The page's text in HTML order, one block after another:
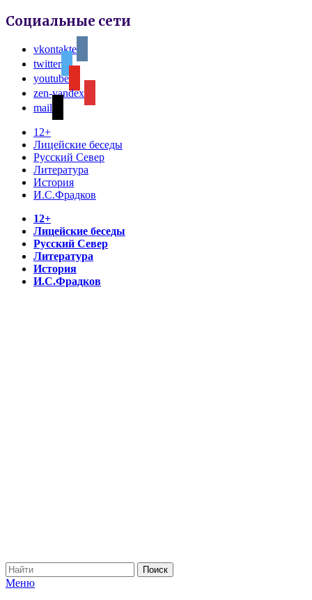
Социальные сети
vkontakte
twitter
youtube
zen-yandex
mail
12+
Лицейские беседы
Русский Север
Литература
История
И.С.Фрадков
12+
Лицейские беседы
Русский Север
Литература
История
И.С.Фрадков
Меню